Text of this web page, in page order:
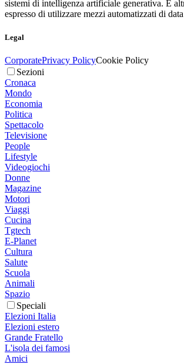
sistemi di intelligenza artificiale generativa. È
espresso di utilizzare mezzi automatizzati di
Legal
CorporatePrivacy PolicyCookie Policy
Sezioni
Cronaca
Mondo
Economia
Politica
Spettacolo
Televisione
People
Lifestyle
Videogiochi
Donne
Magazine
Motori
Viaggi
Cucina
Tgtech
E-Planet
Cultura
Salute
Scuola
Animali
Spazio
Speciali
Elezioni Italia
Elezioni estero
Grande Fratello
L'isola dei famosi
Amici